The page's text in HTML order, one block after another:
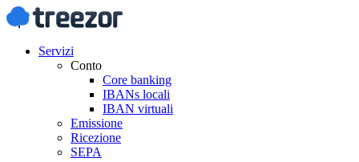
Servizi
Conto
Core banking
IBANs locali
IBAN virtuali
Emissione
Ricezione
SEPA